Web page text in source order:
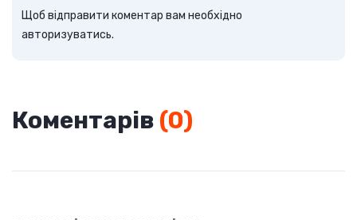
Щоб відправити коментар вам необхідно
авторизуватись.
Коментарів (0)